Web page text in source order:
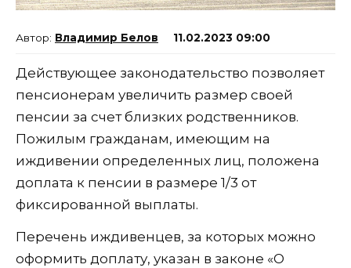
Владимир Белов 11.02.2023 09:00
Действующее законодательство позволяет
пенсионерам увеличить размер своей
пенсии за счет близких родственников.
Пожилым гражданам, имеющим на
иждивении определенных лиц, положена
доплата к пенсии в размере 1/3 от
фиксированной выплаты.
Перечень иждивенцев, за которых можно
оформить доплату, указан в законе «О